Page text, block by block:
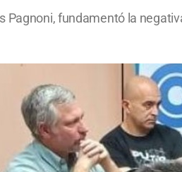
Pagnoni, fundamentó la